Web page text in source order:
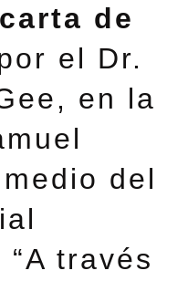
de
el Dr.
en la
del
través